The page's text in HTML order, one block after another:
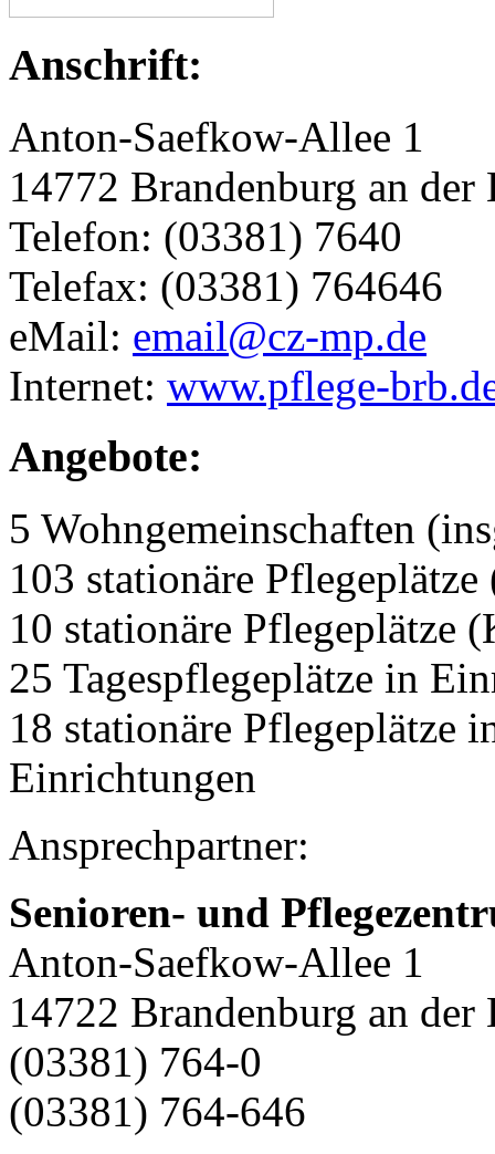
Anschrift:
Anton-Saefkow-Allee 1
14772 Brandenburg an der
Telefon: (03381) 7640
Telefax: (03381) 764646
eMail: email@cz-mp.de
Internet: www.pflege-
Angebote:
5 Wohngemeinschaften
103 stationäre
10 stationäre Pflegeplätze
25 Tagespflegeplätze in
18 stationäre Pflegeplätze
Einrichtungen
Ansprechpartner:
Senioren- und
Anton-Saefkow-Allee 1
14722 Brandenburg an der
(03381) 764-0
(03381) 764-646